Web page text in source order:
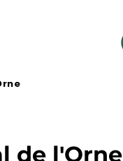
de l'Orne